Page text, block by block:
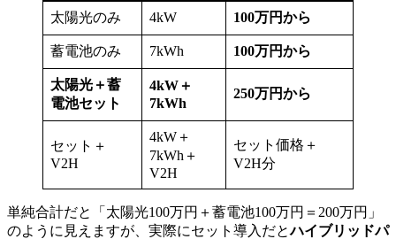
太陽光のみ 4kW 100万円から
蓄電池のみ 7kWh 100万円から
太陽光＋蓄
電池セット
4kW＋
7kWh
250万円から
セット＋
V2H
4kW＋
7kWh＋
V2H
セット価格＋
V2H分
単純合計だと「太陽光100万円＋蓄電池100万円＝200万円」
のように見えますが、実際にセット導入だとハイブリッドパ